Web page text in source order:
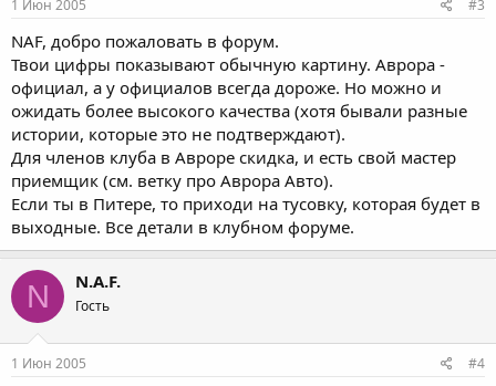
1 Июн 2005 #3
NAF, добро пожаловать в форум.
Твои цифры показывают обычную картину. Аврора -
официал, а у официалов всегда дороже. Но можно и
ожидать более высокого качества (хотя бывали разные
истории, которые это не подтверждают).
Для членов клуба в Авроре скидка, и есть свой мастер
приемщик (см. ветку про Аврора Авто).
Если ты в Питере, то приходи на тусовку, которая будет в
выходные. Все детали в клубном форуме.
N N.A.F.
Гость
1 Июн 2005 #4